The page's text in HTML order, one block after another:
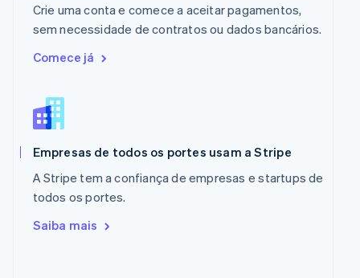
Crie uma conta e comece a aceitar pagamentos,
sem necessidade de contratos ou dados bancários.
Comece já
Empresas de todos os portes usam a Stripe
A Stripe tem a confiança de empresas e startups de
todos os portes.
Saiba mais
Países Baixos
NederlandsEnglish
Português
RAE de Hong Kong, China
English
Reino Unido
English
República Tcheca
English
English